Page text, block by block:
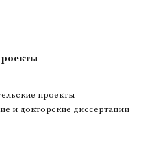
проекты
и докторские диссертации